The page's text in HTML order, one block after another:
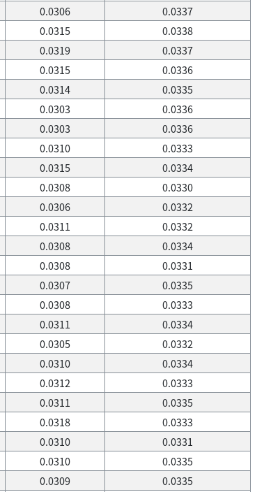
0.0306
0.0337
0.0315
0.0338
0.0319
0.0337
0.0315
0.0336
0.0314
0.0335
0.0303
0.0336
0.0303
0.0336
0.0310
0.0333
0.0315
0.0334
0.0308
0.0330
0.0306
0.0332
0.0311
0.0332
0.0308
0.0334
0.0308
0.0331
0.0307
0.0335
0.0308
0.0333
0.0311
0.0334
0.0305
0.0332
0.0310
0.0334
0.0312
0.0333
0.0311
0.0335
0.0318
0.0333
0.0310
0.0331
0.0310
0.0335
0.0309
0.0335